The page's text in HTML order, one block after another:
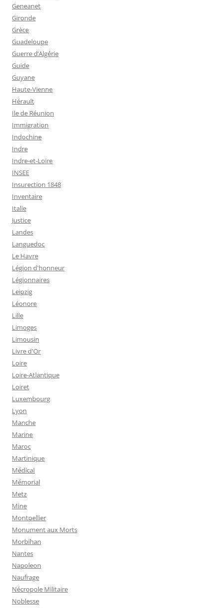
Geneanet
Gironde
Grèce
Guadeloupe
Guerre d’Algérie
Guide
Guyane
Haute-Vienne
Hérault
Ile de Réunion
Immigration
Indochine
Indre
Indre-et-Loire
INSEE
Insurection 1848
Inventaire
Italie
Justice
Landes
Languedoc
Le Havre
Légion d'honneur
Légionnaires
Leipzig
Léonore
Lille
Limoges
Limousin
Livre d'Or
Loire
Loire-Atlantique
Loiret
Luxembourg
Lyon
Manche
Marine
Maroc
Martinique
Médical
Mémorial
Metz
Mine
Montpellier
Monument aux Morts
Morbihan
Nantes
Napoleon
Naufrage
Nécropole Militaire
Noblesse